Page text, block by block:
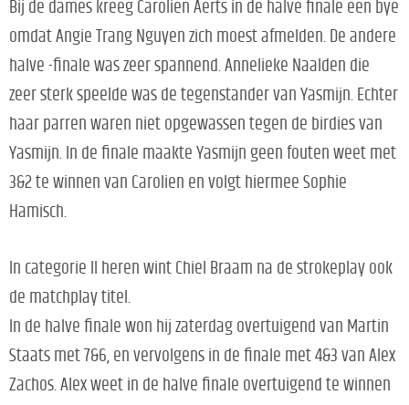
Bij de dames kreeg Carolien Aerts in de halve finale een bye
omdat Angie Trang Nguyen zich moest afmelden. De andere
halve -finale was zeer spannend. Annelieke Naalden die
zeer sterk speelde was de tegenstander van Yasmijn. Echter
haar parren waren niet opgewassen tegen de birdies van
Yasmijn. In de finale maakte Yasmijn geen fouten weet met
3&2 te winnen van Carolien en volgt hiermee Sophie
Hamisch.
In categorie II heren wint Chiel Braam na de strokeplay ook
de matchplay titel.
In de halve finale won hij zaterdag overtuigend van Martin
Staats met 7&6, en vervolgens in de finale met 4&3 van Alex
Zachos. Alex weet in de halve finale overtuigend te winnen